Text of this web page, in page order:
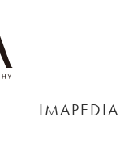
IMAPEDIA